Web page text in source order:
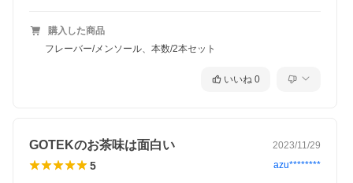
購入した商品
フレーバー/メンソール、本数/2本セット
いいね 0
GOTEKのお茶味は面白い 2023/11/29
5 azu********